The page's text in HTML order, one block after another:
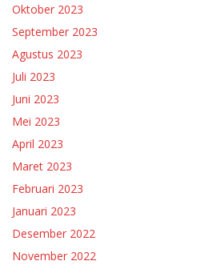
Oktober 2023
September 2023
Agustus 2023
Juli 2023
Juni 2023
Mei 2023
April 2023
Maret 2023
Februari 2023
Januari 2023
Desember 2022
November 2022